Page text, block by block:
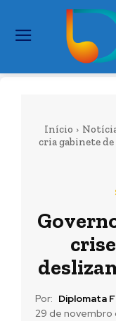
Início
cria gabinete
Por: Diplomata
29 de novembro